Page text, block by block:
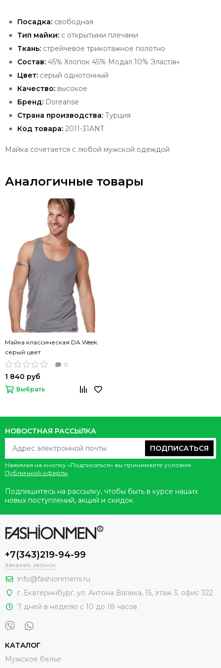
Посадка: свободная
Тип майки: с открытыми плечами
Ткань: стрейчевое трикотажное полотно
Состав: 45% Хлопок 45% Модал 10% Эластан
Цвет: серый однотонный
Качество: высокое
Бренд: Doreanse
Страна производства: Турция
Код товара: 2011-31ANT
Майка сочетается с любой мужской одеждой
Аналогичные товары
Майка классическая DA Week.
серый цвет
0
1 840 руб
Выбрать
НОВОСТНАЯ РАССЫЛКА
ПОДПИСАТЬСЯ
Нажимая на кнопку «Подписаться» вы принимаете условия
Публичной оферты.
Подпишитесь на рассылку, чтобы быть в курсе наших
новых поступлений, акций и скидок.
+7(343)219-94-99
Заказать звонок
info@fashionmens.ru
г. Екатеринбург, ул. Антона Валека, 15, этаж 3, офис 322
7 дней в неделю с 10 до 18 часов
КАТАЛОГ
Мужское белье